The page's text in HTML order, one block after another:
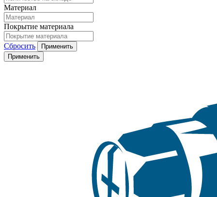
Материал
Покрытие материала
Сбросить